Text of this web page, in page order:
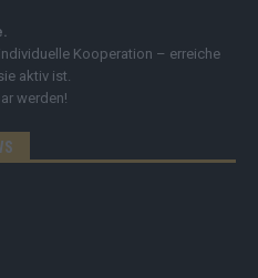
Kooperation – erreiche
aktiv ist.
werden!